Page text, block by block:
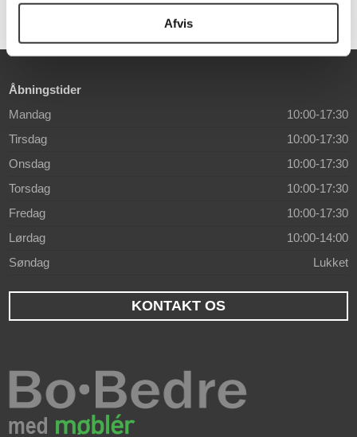
Afvis
Åbningstider
Mandag
10:00-17:30
Tirsdag
10:00-17:30
Onsdag
10:00-17:30
Torsdag
10:00-17:30
Fredag
10:00-17:30
Lørdag
10:00-14:00
Søndag
Lukket
KONTAKT OS